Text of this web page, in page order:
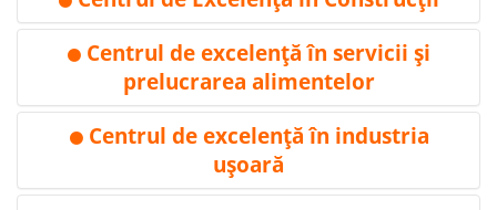
⚫ Centrul de excelenţă în servicii şi
prelucrarea alimentelor
Adresa: mun. Bălţi, str. Decebal, 111
+(373 231) 71-557, +(373 231) 72-572
WEB:-
⚫ Centrul de excelenţă în industria
uşoară